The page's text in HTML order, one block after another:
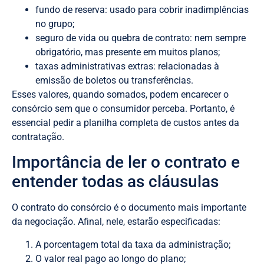
fundo de reserva: usado para cobrir inadimplências
no grupo;
seguro de vida ou quebra de contrato: nem sempre
obrigatório, mas presente em muitos planos;
taxas administrativas extras: relacionadas à
emissão de boletos ou transferências.
Esses valores, quando somados, podem encarecer o
consórcio sem que o consumidor perceba. Portanto, é
essencial pedir a planilha completa de custos antes da
contratação.
Importância de ler o contrato e
entender todas as cláusulas
O contrato do consórcio é o documento mais importante
da negociação. Afinal, nele, estarão especificadas:
A porcentagem total da taxa da administração;
O valor real pago ao longo do plano;